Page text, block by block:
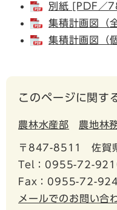
別紙 [PDF／
集積計画図（
集積計画図（
このページに関す
農林水産部 農地林
〒847-8511
佐賀
Tel：0955-72-
Fax：0955-72-
メールでのお問い合